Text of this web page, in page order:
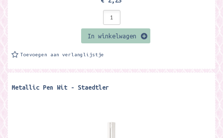
In winkelwagen
Toevoegen aan verlanglijstje
Metallic Pen Wit - Staedtler